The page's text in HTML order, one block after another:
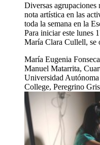
Diversas agrupaciones
nota artística en las
toda la semana en la
Para iniciar este lunes
María Clara Cullell, se
María Eugenia
Manuel Matarrita,
Universidad
College, Peregrino